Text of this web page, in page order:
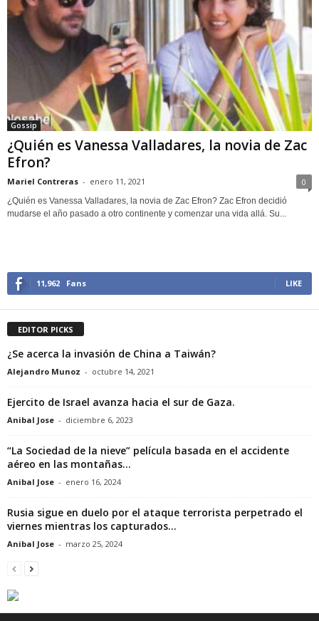
Gossip
¿Quién es Vanessa Valladares, la novia de Zac
Efron?
Mariel Contreras - enero 11, 2021 0
¿Quién es Vanessa Valladares, la novia de Zac Efron? Zac Efron decidió
mudarse el año pasado a otro continente y comenzar una vida allá. Su...
11,962 Fans LIKE
EDITOR PICKS
¿Se acerca la invasión de China a Taiwán?
Alejandro Munoz - octubre 14, 2021
Ejercito de Israel avanza hacia el sur de Gaza.
Anibal Jose - diciembre 6, 2023
“La Sociedad de la nieve” película basada en el accidente
aéreo en las montañas...
Anibal Jose - enero 16, 2024
Rusia sigue en duelo por el ataque terrorista perpetrado el
viernes mientras los capturados...
Anibal Jose - marzo 25, 2024